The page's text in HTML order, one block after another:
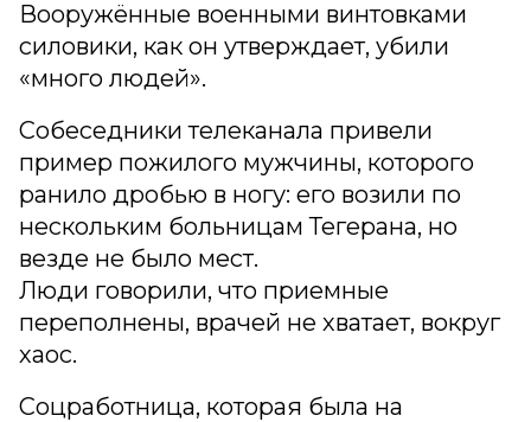
Вооружённые военными винтовками
силовики, как он утверждает, убили
«много людей».
Собеседники телеканала привели
пример пожилого мужчины, которого
ранило дробью в ногу: его возили по
нескольким больницам Тегерана, но
везде не было мест.
Люди говорили, что приемные
переполнены, врачей не хватает, вокруг
хаос.
Соцработница, которая была на